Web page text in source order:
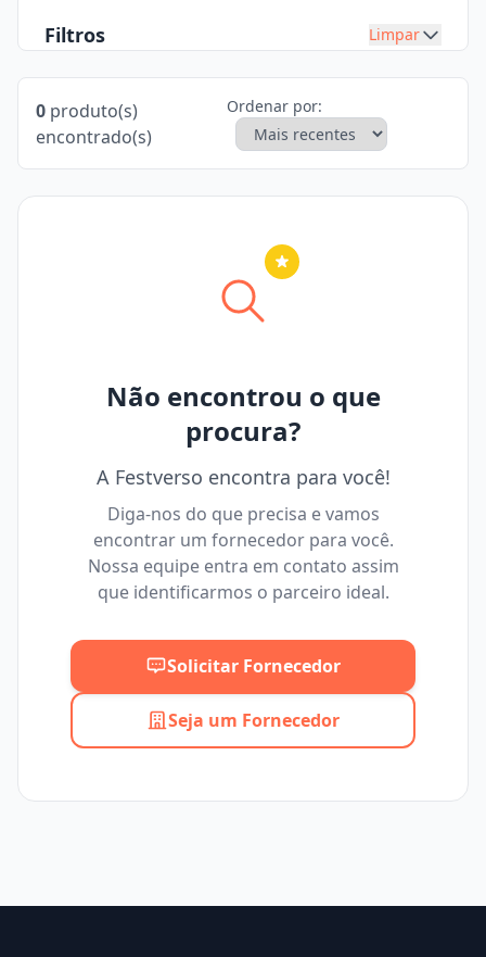
Filtros Limpar
Máximo
0 produto(s)
encontrado(s)
Ordenar por:
Não encontrou o que
procura?
A Festverso encontra para você!
Diga-nos do que precisa e vamos
encontrar um fornecedor para você.
Nossa equipe entra em contato assim
que identificarmos o parceiro ideal.
Solicitar Fornecedor
Seja um Fornecedor